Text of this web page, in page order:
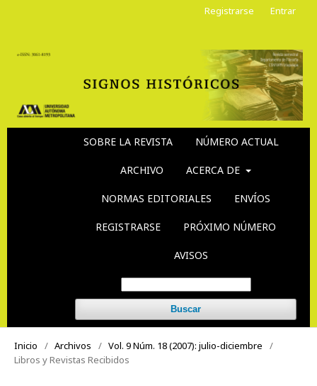
SOBRE LA REVISTA NÚMERO ACTUAL
ARCHIVO ACERCA DE
NORMAS EDITORIALES ENVÍOS
REGISTRARSE PRÓXIMO NÚMERO
AVISOS
Buscar
Registrarse Entrar
Inicio / Archivos / Vol. 9 Núm. 18 (2007): julio-diciembre
/
Libros y Revistas Recibidos